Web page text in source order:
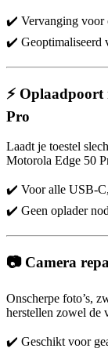
✔️ Vervanging voor
✔️ Geoptimaliseerd
⚡
Pro
Laadt je toestel
Motorola Edge 50
✔️ Voor alle USB-
✔️ Geen oplader
📷 Camera
Onscherpe foto’s,
herstellen zowel de
✔️ Geschikt voor